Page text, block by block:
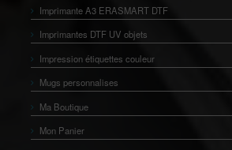
Imprimante A3 ERASMART DTF
Imprimantes DTF UV objets
Impression étiquettes couleur
Mugs personnalises
Ma Boutique
Mon Panier